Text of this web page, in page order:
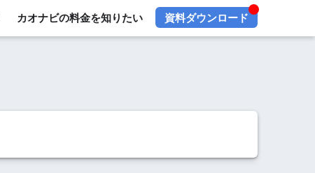
カオナビの料金を知りたい 資料ダウンロード